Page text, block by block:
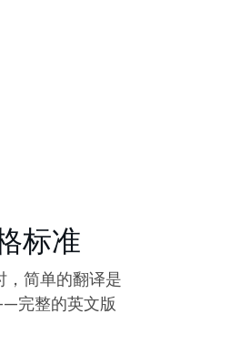
标准
，简单的翻译是
完整的英文版